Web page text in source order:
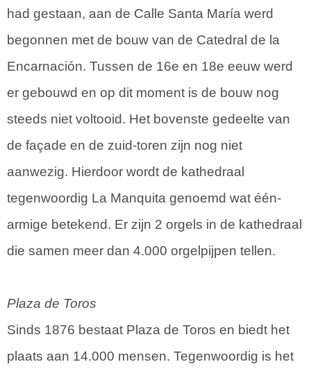
had gestaan, aan de Calle Santa María werd
begonnen met de bouw van de Catedral de la
Encarnación. Tussen de 16e en 18e eeuw werd
er gebouwd en op dit moment is de bouw nog
steeds niet voltooid. Het bovenste gedeelte van
de façade en de zuid-toren zijn nog niet
aanwezig. Hierdoor wordt de kathedraal
tegenwoordig La Manquita genoemd wat één-
armige betekend. Er zijn 2 orgels in de kathedraal
die samen meer dan 4.000 orgelpijpen tellen.
Plaza de Toros
Sinds 1876 bestaat Plaza de Toros en biedt het
plaats aan 14.000 mensen. Tegenwoordig is het